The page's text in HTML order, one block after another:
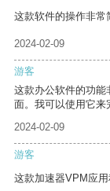
这款软件的操作非常
2024-02-09
游客
这款办公软件的功能
面。我可以使用它来
2024-02-09
游客
这款加速器VPM应